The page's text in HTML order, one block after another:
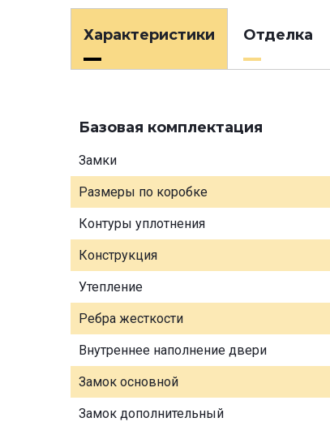
Характеристики Отделка
Базовая комплектация
Замки
Размеры по коробке
Контуры уплотнения
Конструкция
Утепление
Ребра жесткости
Внутреннее наполнение двери
Замок основной
Замок дополнительный